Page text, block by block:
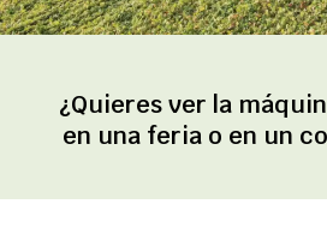
¿Quieres ver la
en una feria o en un